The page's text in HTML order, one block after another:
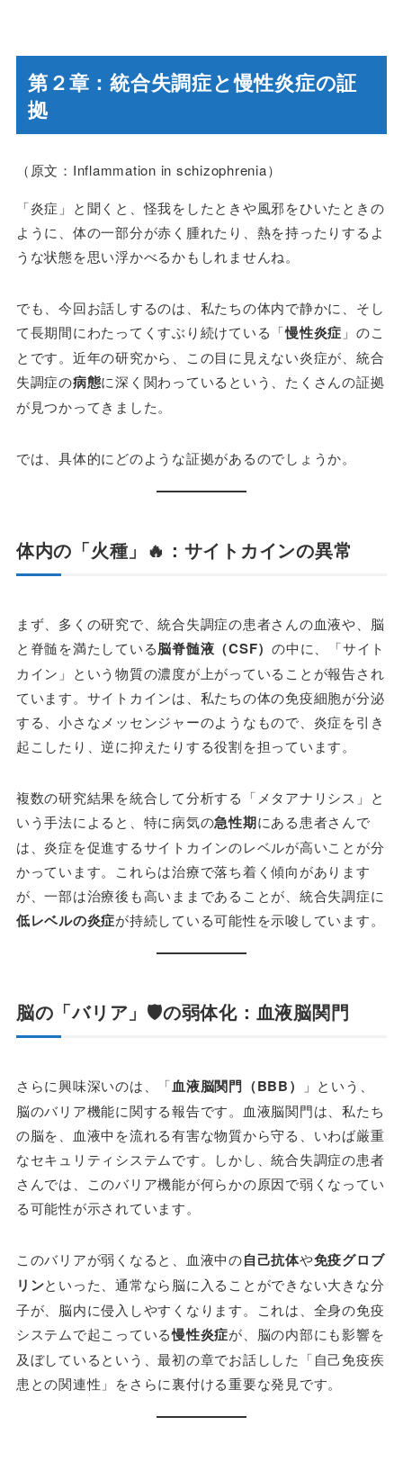
第２章：統合失調症と慢性炎症の証
拠
（原文：Inflammation in schizophrenia）
「炎症」と聞くと、怪我をしたときや風邪をひいたときの
ように、体の一部分が赤く腫れたり、熱を持ったりするよ
うな状態を思い浮かべるかもしれませんね。
でも、今回お話しするのは、私たちの体内で静かに、そし
て長期間にわたってくすぶり続けている「慢性炎症 」のこ
とです。近年の研究から、この目に見えない炎症が、統合
失調症の病態に深く関わっているという、たくさんの証拠
が見つかってきました。
では、具体的にどのような証拠があるのでしょうか。
体内の「火種」🔥：サイトカインの異常
まず、多くの研究で、統合失調症の患者さんの血液や、脳
と脊髄を満たしている脳脊髄液（CSF）の中に、「サイト
カイン」という物質の濃度が上がっていることが報告され
ています。サイトカインは、私たちの体の免疫細胞が分泌
する、小さなメッセンジャーのようなもので、炎症を引き
起こしたり、逆に抑えたりする役割を担っています。
複数の研究結果を統合して分析する「メタアナリシス」と
いう手法によると、特に病気の急性期にある患者さんで
は、炎症を促進するサイトカインのレベルが高いことが分
かっています。これらは治療で落ち着く傾向があります
が、一部は治療後も高いままであることが、統合失調症に
低レベルの炎症が持続している可能性を示唆しています。
脳の「バリア」🛡️の弱体化：血液脳関門
さらに興味深いのは、「血液脳関門（BBB）
」という、
脳のバリア機能に関する報告です。血液脳関門は、私たち
の脳を、血液中を流れる有害な物質から守る、いわば厳重
なセキュリティシステムです。しかし、統合失調症の患者
さんでは、このバリア機能が何らかの原因で弱くなってい
る可能性が示されています。
このバリアが弱くなると、血液中の自己抗体や免疫グロブ
リンといった、通常なら脳に入ることができない大きな分
子が、脳内に侵入しやすくなります。これは、全身の免疫
システムで起こっている慢性炎症が、脳の内部にも影響を
及ぼしているという、最初の章でお話しした「自己免疫疾
患との関連性」をさらに裏付ける重要な発見です。